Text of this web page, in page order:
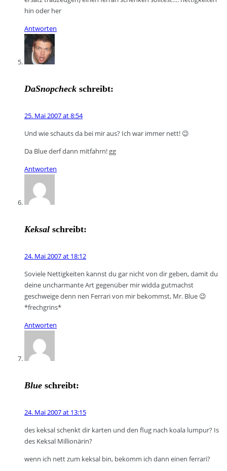
hin oder her
Antworten
DaSnopcheck schreibt:
25. Mai 2007 at 8:54
Und wie schauts da bei mir aus? Ich war immer nett! 😉
Da Blue derf dann mitfahrn! gg
Antworten
Keksal schreibt:
24. Mai 2007 at 18:12
Soviele Nettigkeiten kannst du gar nicht von dir geben, damit du
deine uncharmante Art gegenüber mir widda gutmachst
geschweige denn nen Ferrari von mir bekommst, Mr. Blue 😉
*frechgrins*
Antworten
Blue schreibt:
24. Mai 2007 at 13:15
des keksal schenkt dir karten und den flug nach koala lumpur? Is
des Keksal Millionärin?
wenn ich nett zum keksal bin, bekomm ich dann einen ferrari?